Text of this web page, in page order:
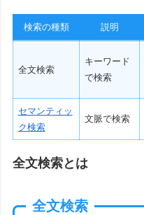
検索の種類 説明
全文検索
キーワード
で検索
セマンティッ
ク検索
文脈で検索
全文検索とは
全文検索